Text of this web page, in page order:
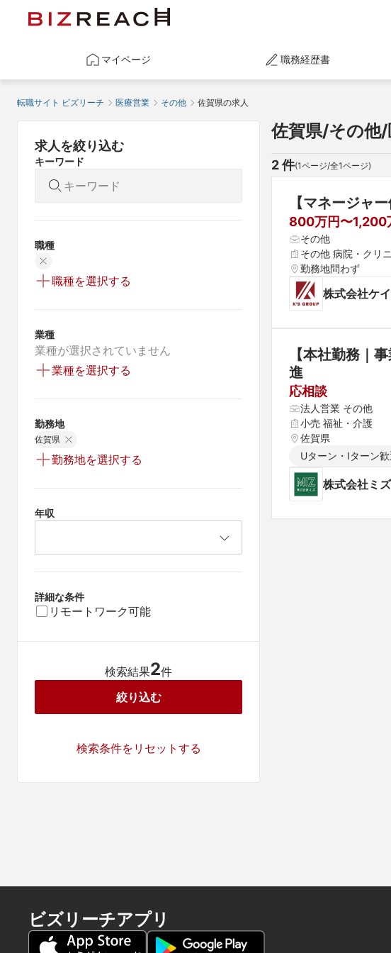
マイページ 職務経歴書
転職サイト ビズリーチ 医療営業 その他 佐賀県の求人
求人を絞り込む
キーワード
職種
職種を選択する
業種
業種が選択されていません
業種を選択する
勤務地
佐賀県
勤務地を選択する
年収
詳細な条件
リモートワーク可能
検索結果2件
絞り込む
検索条件をリセットする
佐賀県/その他
2 件(1ページ/全1ページ)
【マネージャ
800万円〜1,200
その他
その他 病院・クリ
勤務地問わず
株式会社ケ
【本社勤務｜
進
応相談
法人営業 その他
小売 福祉・介護
佐賀県
Uターン・Iターン歓
株式会社ミズ
ビズリーチアプリ